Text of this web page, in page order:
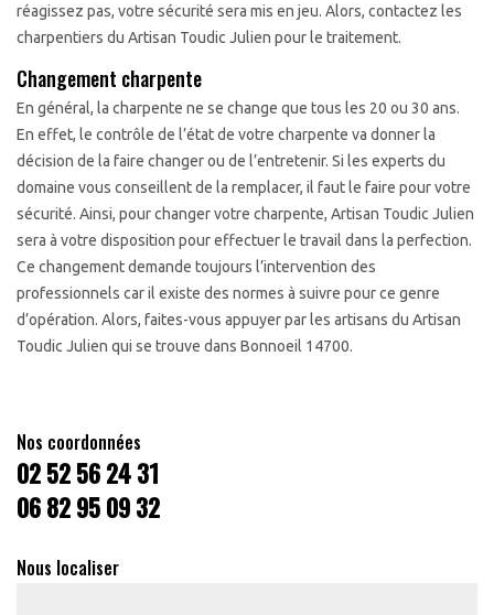
réagissez pas, votre sécurité sera mis en jeu. Alors, contactez les
charpentiers du Artisan Toudic Julien pour le traitement.
Changement charpente
En général, la charpente ne se change que tous les 20 ou 30 ans.
En effet, le contrôle de l’état de votre charpente va donner la
décision de la faire changer ou de l’entretenir. Si les experts du
domaine vous conseillent de la remplacer, il faut le faire pour votre
sécurité. Ainsi, pour changer votre charpente, Artisan Toudic Julien
sera à votre disposition pour effectuer le travail dans la perfection.
Ce changement demande toujours l’intervention des
professionnels car il existe des normes à suivre pour ce genre
d’opération. Alors, faites-vous appuyer par les artisans du Artisan
Toudic Julien qui se trouve dans Bonnoeil 14700.
Nos coordonnées
02 52 56 24 31
06 82 95 09 32
Nous localiser